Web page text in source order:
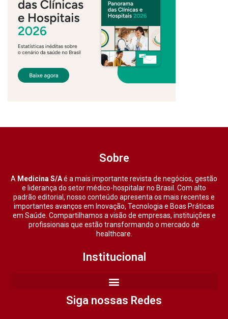
Sobre
A Medicina S/Aé a mais importante revista de negócios, gestão
e liderança do setor médico-hospitalar no Brasil. Com alto
padrão editorial, nosso conteúdo apresenta os mais recentes e
importantes avanços em Inovação, Tecnologia e Boas Práticas
em Saúde. Compartilhamos a visão de empresas, instituições e
profissionais que estão transformando o mercado de
healthcare.
Institucional
Siga nossas Redes